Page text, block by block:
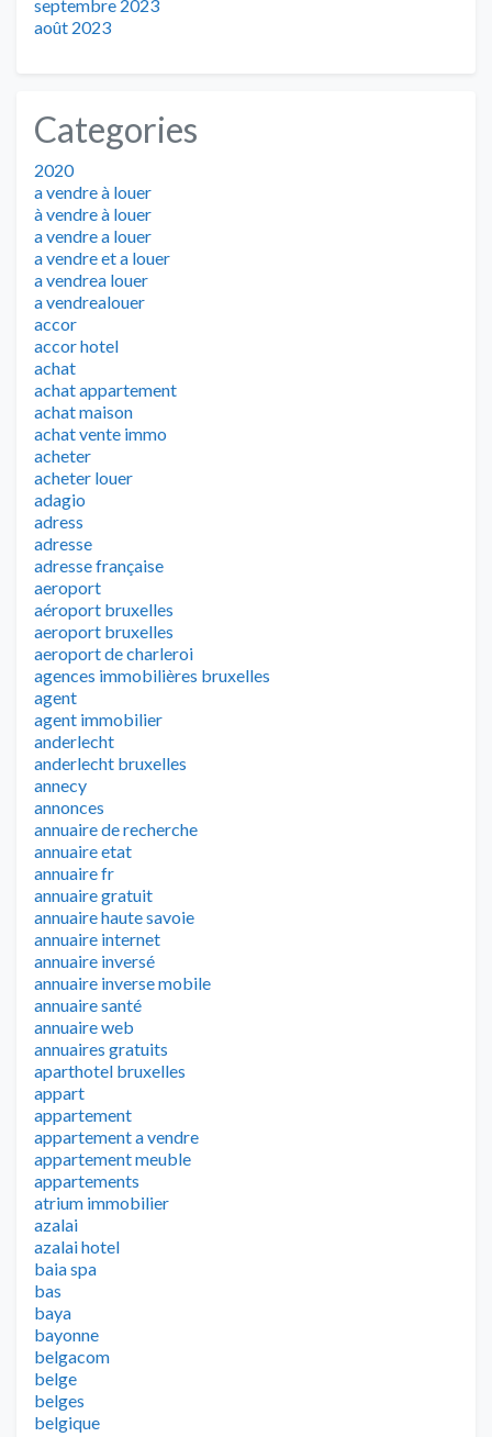
septembre 2023
août 2023
Categories
2020
a vendre à louer
à vendre à louer
a vendre a louer
a vendre et a louer
a vendrea louer
a vendrealouer
accor
accor hotel
achat
achat appartement
achat maison
achat vente immo
acheter
acheter louer
adagio
adress
adresse
adresse française
aeroport
aéroport bruxelles
aeroport bruxelles
aeroport de charleroi
agences immobilières bruxelles
agent
agent immobilier
anderlecht
anderlecht bruxelles
annecy
annonces
annuaire de recherche
annuaire etat
annuaire fr
annuaire gratuit
annuaire haute savoie
annuaire internet
annuaire inversé
annuaire inverse mobile
annuaire santé
annuaire web
annuaires gratuits
aparthotel bruxelles
appart
appartement
appartement a vendre
appartement meuble
appartements
atrium immobilier
azalai
azalai hotel
baia spa
bas
baya
bayonne
belgacom
belge
belges
belgique